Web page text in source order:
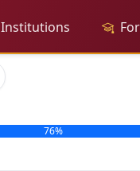
Institutions
76%